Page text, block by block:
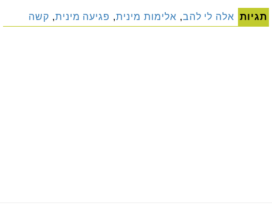
תגיות אלה לי להב, אלימות מינית, פגיעה מינית, קשה